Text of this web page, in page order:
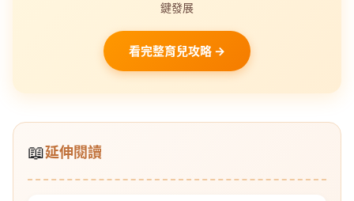
鍵發展
看完整育兒攻略 →
📖延伸閱讀